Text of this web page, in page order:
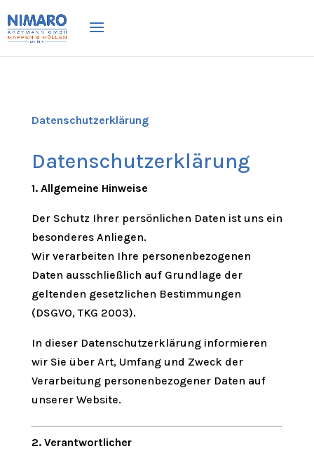
Datenschutzerklärung
Datenschutzerklärung
1. Allgemeine Hinweise
Der Schutz Ihrer persönlichen Daten ist uns ein
besonderes Anliegen.
Wir verarbeiten Ihre personenbezogenen
Daten ausschließlich auf Grundlage der
geltenden gesetzlichen Bestimmungen
(DSGVO, TKG 2003).
In dieser Datenschutzerklärung informieren
wir Sie über Art, Umfang und Zweck der
Verarbeitung personenbezogener Daten auf
unserer Website.
2. Verantwortlicher